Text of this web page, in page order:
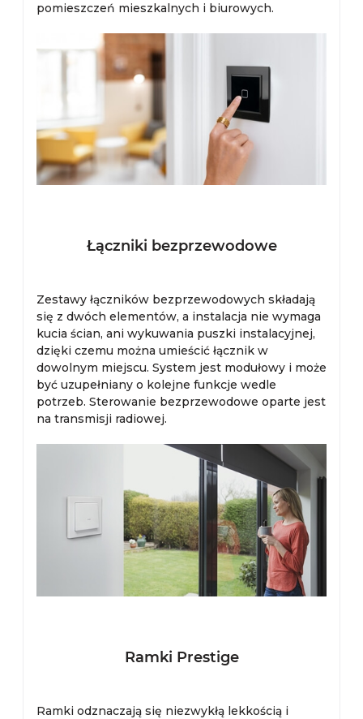
pomieszczeń mieszkalnych i biurowych.
Łączniki bezprzewodowe
Zestawy łączników bezprzewodowych składają
się z dwóch elementów, a instalacja nie wymaga
kucia ścian, ani wykuwania puszki instalacyjnej,
dzięki czemu można umieścić łącznik w
dowolnym miejscu. System jest modułowy i może
być uzupełniany o kolejne funkcje wedle
potrzeb. Sterowanie bezprzewodowe oparte jest
na transmisji radiowej.
Ramki Prestige
Ramki odznaczają się niezwykłą lekkością i